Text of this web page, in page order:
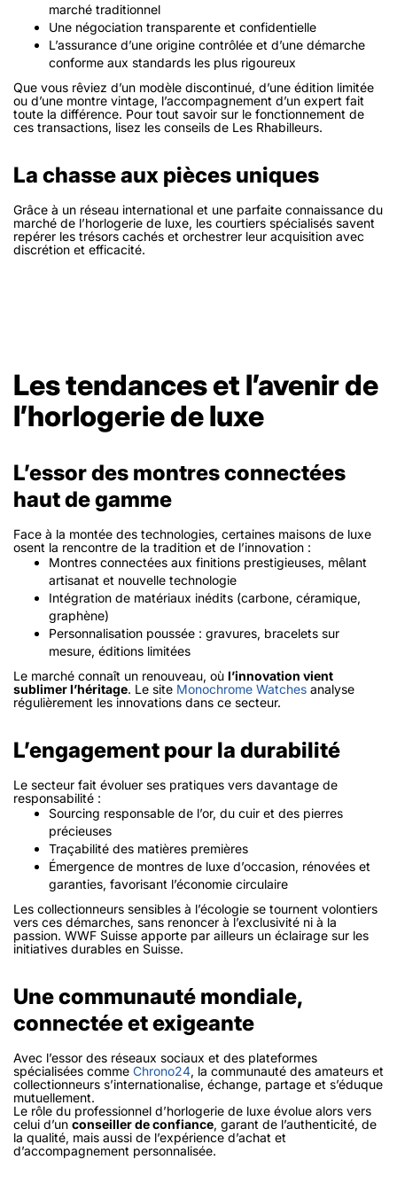
marché traditionnel
Une négociation transparente et confidentielle
L’assurance d’une origine contrôlée et d’une démarche
conforme aux standards les plus rigoureux
Que vous rêviez d’un modèle discontinué, d’une édition limitée
ou d’une montre vintage, l’accompagnement d’un expert fait
toute la différence. Pour tout savoir sur le fonctionnement de
ces transactions, lisez les conseils de Les Rhabilleurs.
La chasse aux pièces uniques
Grâce à un réseau international et une parfaite connaissance du
marché de l’horlogerie de luxe, les courtiers spécialisés savent
repérer les trésors cachés et orchestrer leur acquisition avec
discrétion et efficacité.
Les tendances et l’avenir de
l’horlogerie de luxe
L’essor des montres connectées
haut de gamme
Face à la montée des technologies, certaines maisons de luxe
osent la rencontre de la tradition et de l’innovation :
Montres connectées aux finitions prestigieuses, mêlant
artisanat et nouvelle technologie
Intégration de matériaux inédits (carbone, céramique,
graphène)
Personnalisation poussée : gravures, bracelets sur
mesure, éditions limitées
Le marché connaît un renouveau, où l’innovation vient
sublimer l’héritage. Le site Monochrome Watches analyse
régulièrement les innovations dans ce secteur.
L’engagement pour la durabilité
Le secteur fait évoluer ses pratiques vers davantage de
responsabilité :
Sourcing responsable de l’or, du cuir et des pierres
précieuses
Traçabilité des matières premières
Émergence de montres de luxe d’occasion, rénovées et
garanties, favorisant l’économie circulaire
Les collectionneurs sensibles à l’écologie se tournent volontiers
vers ces démarches, sans renoncer à l’exclusivité ni à la
passion. WWF Suisse apporte par ailleurs un éclairage sur les
initiatives durables en Suisse.
Une communauté mondiale,
connectée et exigeante
Avec l’essor des réseaux sociaux et des plateformes
spécialisées comme Chrono24, la communauté des amateurs et
collectionneurs s’internationalise, échange, partage et s’éduque
mutuellement.
Le rôle du professionnel d’horlogerie de luxe évolue alors vers
celui d’un conseiller de confiance, garant de l’authenticité, de
la qualité, mais aussi de l’expérience d’achat et
d’accompagnement personnalisée.